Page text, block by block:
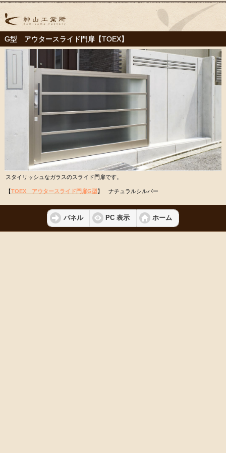
G型 アウタースライド門扉【TOEX】
スタイリッシュなガラスのスライド門扉です。
【TOEX アウタースライド門扉G型】 ナチュラルシルバー
パネル PC 表示 ホーム